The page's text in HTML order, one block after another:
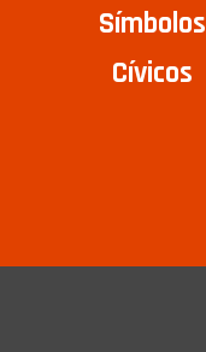
Símbolos
Cívicos